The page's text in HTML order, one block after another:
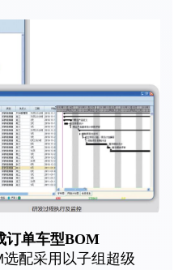
订单车型BOM
配采用以子组超级